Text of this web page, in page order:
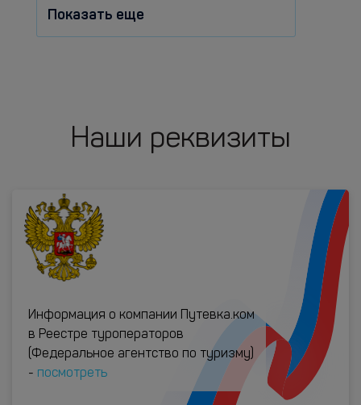
Показать еще
Наши реквизиты
Информация о компании Путевка.ком
в Реестре туроператоров
(Федеральное агентство по туризму)
- посмотреть